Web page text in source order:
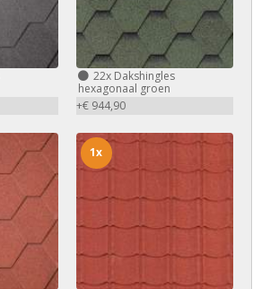
22xDakshingles
hexagonaal groen
+€ 944,90
1x